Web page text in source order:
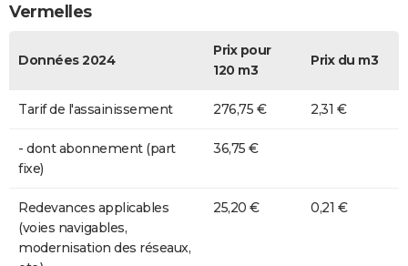
Vermelles
Données 2024
Prix pour
120 m3
Prix du m3
Tarif de l'assainissement 276,75 € 2,31 €
- dont abonnement (part
fixe)
36,75 €
Redevances applicables
(voies navigables,
modernisation des réseaux,
25,20 € 0,21 €